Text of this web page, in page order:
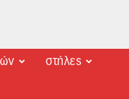
στήλες